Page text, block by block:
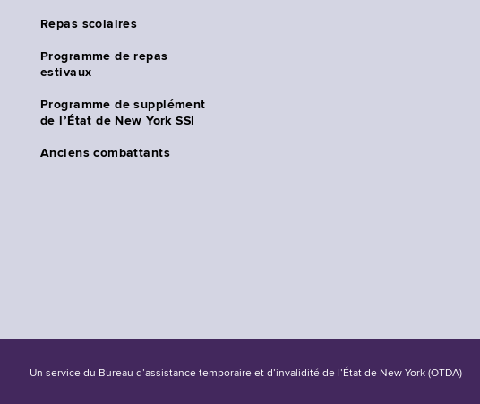
Repas scolaires
Programme de repas
estivaux
Programme de supplément
de l’État de New York SSI
Anciens combattants
Un service du Bureau d’assistance temporaire et d’invalidité de l’État de New York (OTDA)